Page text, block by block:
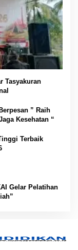
Tasyakuran
” Raih
Kesehatan “
Terbaik
Gelar Pelatihan